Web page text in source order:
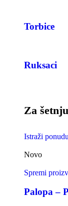
Torbice
Ruksaci
Za
Istraži ponudu
Novo
Spremi
Palopa –